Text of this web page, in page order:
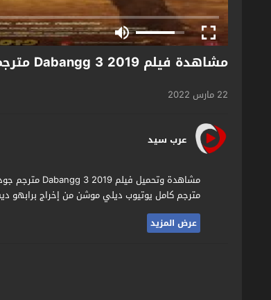
مشاهدة فيلم Dabangg 3 2019 مترجم
22 مارس 2022
عرب سيد
مترجم كامل يوتيوب ديلي موشن من إخراج برابهو
عرض المزيد